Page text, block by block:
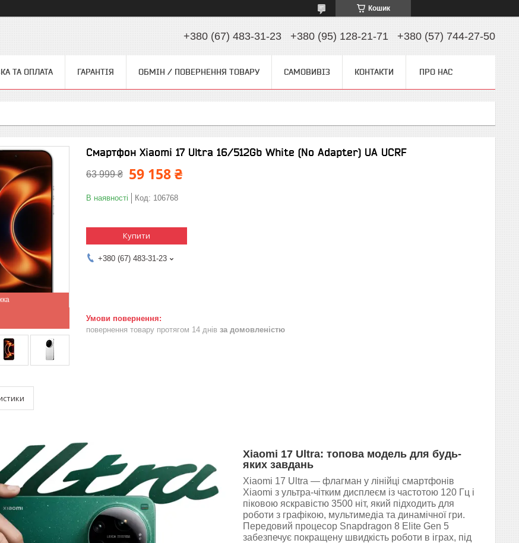
Кошик
+380 (67) 483-31-23 +380 (95) 128-21-71 +380 (57) 744-27-50
ТА ОПЛАТА ГАРАНТІЯ ОБМІН / ПОВЕРНЕННЯ ТОВАРУ САМОВИВІЗ КОНТАКТИ ПРО НАС
Смартфон Xiaomi 17 Ultra 16/512Gb White (No Adapter) UA UCRF
63 999 ₴ 59 158 ₴
В наявності Код: 106768
Купити
+380 (67) 483-31-23
повернення товару протягом 14 днів за домовленістю
Xiaomi 17 Ultra: топова модель для будь-
яких завдань
Xiaomi 17 Ultra — флагман у лінійці смартфонів
Xiaomi з ультра-чітким дисплеєм із частотою 120 Гц і
піковою яскравістю 3500 ніт, який підходить для
роботи з графікою, мультимедіа та динамічної гри.
Передовий процесор Snapdragon 8 Elite Gen 5
забезпечує покращену швидкість роботи в іграх, під